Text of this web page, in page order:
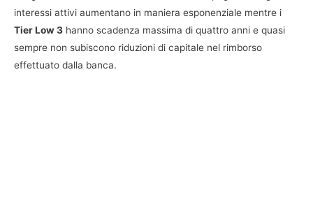
interessi attivi aumentano in maniera esponenziale mentre i
Tier Low 3 hanno scadenza massima di quattro anni e quasi
sempre non subiscono riduzioni di capitale nel rimborso
effettuato dalla banca.